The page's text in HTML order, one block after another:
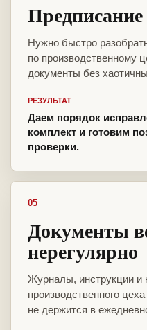
Нужно быстро
по производственному
документы без
РЕЗУЛЬТАТ
Даем порядок
комплект и готовим
проверки.
05
Документы
нерегулярно
Журналы, инструкции и
производственного
не держится в